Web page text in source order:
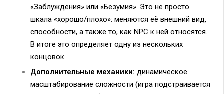
«Заблуждения» или «Безумия». Это не просто
шкала «хорошо/плохо»: меняются её внешний вид,
способности, а также то, как NPC к ней относятся.
В итоге это определяет одну из нескольких
концовок.
Дополнительные механики: динамическое
масштабирование сложности (игра подстраивается